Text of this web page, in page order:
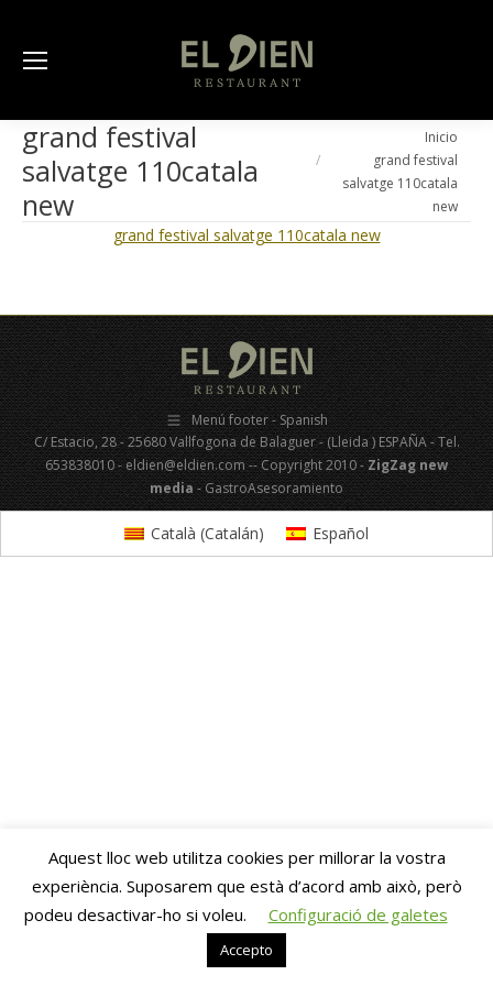
grand festival
salvatge 110catala
new
Inicio
grand festival
salvatge 110catala
new
grand festival salvatge 110catala new
Menú footer - Spanish
C/ Estacio, 28 - 25680 Vallfogona de Balaguer - (Lleida ) ESPAÑA - Tel.
653838010 - eldien@eldien.com -- Copyright 2010 -ZigZag new
media- GastroAsesoramiento
Aquest lloc web utilitza cookies per millorar la vostra
experiència. Suposarem que està d’acord amb això, però
podeu desactivar-ho si voleu.
Configuració de galetes
Accepto
Català (Catalán) Español